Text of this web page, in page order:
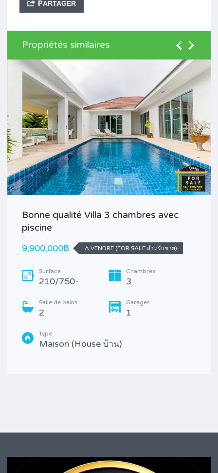
PARTAGER
Propriétés similaires
Bonne qualité Villa 3 chambres avec
piscine
9,900,000฿
A VENDRE (FOR SALE สำหรับขาย)
Surface
210/750 *
Chambres
3
Salle de bains
2
Garages
1
Type
Maison (House บ้าน)